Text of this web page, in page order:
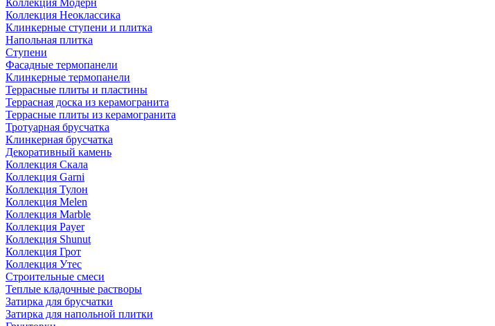
Коллекция Модерн
Коллекция Неоклассика
Клинкерные ступени и плитка
Напольная плитка
Ступени
Фасадные термопанели
Клинкерные термопанели
Террасные плиты и пластины
Террасная доска из керамогранита
Террасные плиты из керамогранита
Тротуарная брусчатка
Клинкерная брусчатка
Декоративный камень
Коллекция Скала
Коллекция Garni
Коллекция Тулон
Коллекция Melen
Коллекция Marble
Коллекция Payer
Коллекция Shunut
Коллекция Грот
Коллекция Утес
Строительные смеси
Теплые кладочные растворы
Затирка для брусчатки
Затирка для напольной плитки